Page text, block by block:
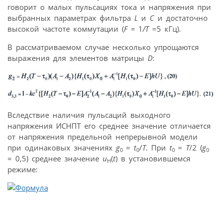
говорит о малых пульсациях тока и напряжения при
выбранных параметрах фильтра L и Cи достаточно
высокой частоте коммутации (F = 1/T=5 кГц).
В рассматриваемом случае несколько упрощаются
выражения для элементов матрицы D:
Вследствие наличия пульсаций выходного
напряжения ИСНПТ его среднее значение отличается
от напряжения предельной непрерывной модели
при одинаковых значениях g0 = t0/T. При t0 = T/2 (g0
= 0,5) среднее значение uH(t) в установившемся
режиме: